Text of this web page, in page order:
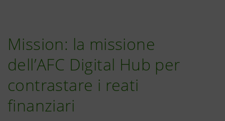
Mission: la missione
dell’AFC Digital Hub per
contrastare i reati
finanziari